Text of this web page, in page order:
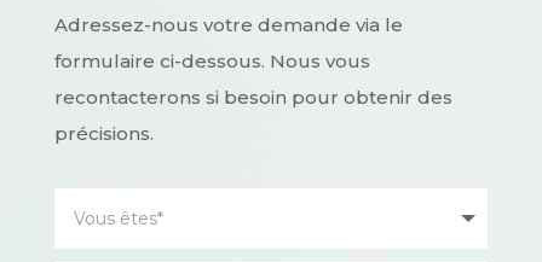
Adressez-nous votre demande via le
formulaire ci-dessous. Nous vous
recontacterons si besoin pour obtenir des
précisions.